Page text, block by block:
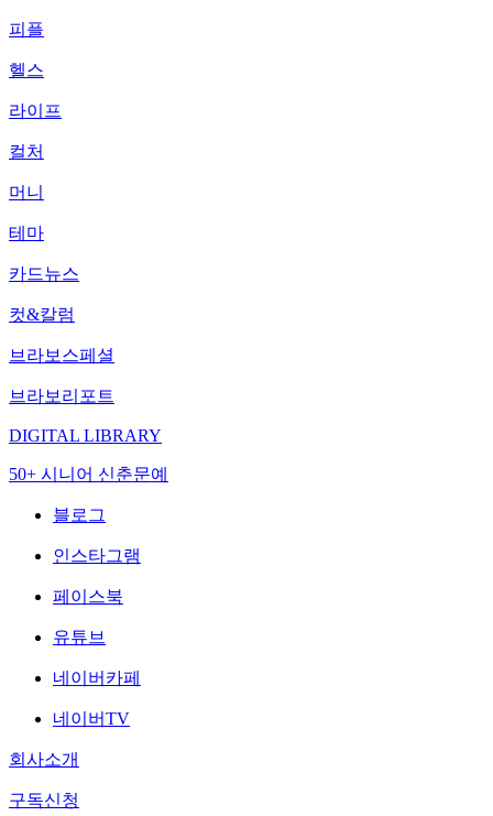
피플
헬스
라이프
컬처
머니
테마
카드뉴스
컷&칼럼
브라보스페셜
브라보리포트
DIGITAL LIBRARY
50+ 시니어 신춘문예
블로그
인스타그램
페이스북
유튜브
네이버카페
네이버TV
회사소개
구독신청